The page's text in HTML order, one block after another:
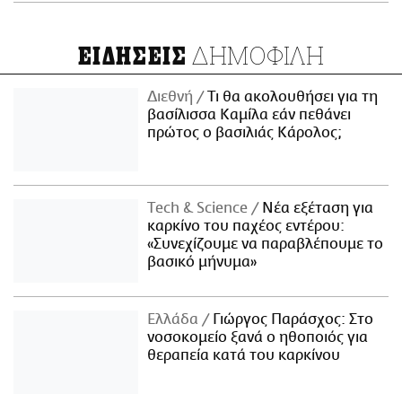
ΕΙΔΗΣΕΙΣ ΔΗΜΟΦΙΛΗ
Διεθνή
Τι θα ακολουθήσει για τη
βασίλισσα Καμίλα εάν πεθάνει
πρώτος ο βασιλιάς Κάρολος;
Τech & Science
Νέα εξέταση για
καρκίνο του παχέος εντέρου:
«Συνεχίζουμε να παραβλέπουμε το
βασικό μήνυμα»
Ελλάδα
Γιώργος Παράσχος: Στο
νοσοκομείο ξανά ο ηθοποιός για
θεραπεία κατά του καρκίνου